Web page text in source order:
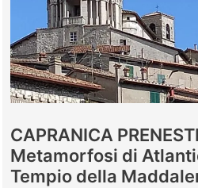
CAPRANICA
Metamorfosi di
Tempio della